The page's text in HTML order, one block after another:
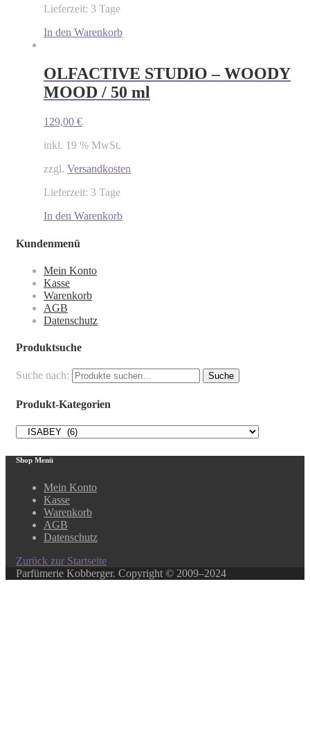
Lieferzeit: 3 Tage
In den Warenkorb
OLFACTIVE STUDIO – WOODY
MOOD / 50 ml
129,00 €
inkl. 19 % MwSt.
zzgl. Versandkosten
Lieferzeit: 3 Tage
In den Warenkorb
Kundenmenü
Mein Konto
Kasse
Warenkorb
AGB
Datenschutz
Produktsuche
Suche nach: Suche
Produkt-Kategorien
Shop Menü
Mein Konto
Kasse
Warenkorb
AGB
Datenschutz
Zurück zur Startseite
Parfümerie Kobberger. Copyright © 2009–2024